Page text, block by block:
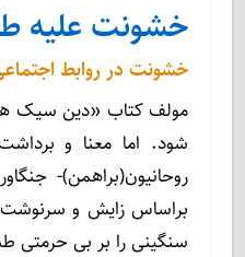
خشونت علیه
خشونت در روابط
مولف کتاب «دین سیک
شود. اما معنا و
روحانیون(براهمن)-
براساس زایش و
سنگینی را بر بی حرمتی